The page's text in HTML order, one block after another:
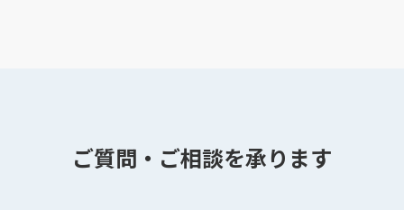
ご質問・ご相談を承ります